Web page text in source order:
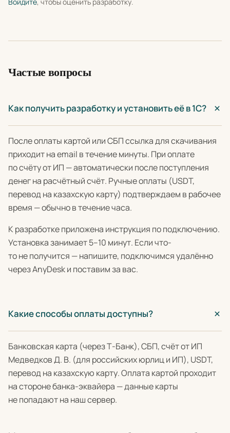
Частые вопросы
Как получить разработку и установить её в 1С?
После оплаты картой или СБП ссылка для скачивания
приходит на email в течение минуты. При оплате
по счёту от ИП — автоматически после поступления
денег на расчётный счёт. Ручные оплаты (USDT,
перевод на казахскую карту) подтверждаем в рабочее
время — обычно в течение часа.
К разработке приложена инструкция по подключению.
Установка занимает 5–10 минут. Если что-
то не получится — напишите, подключимся удалённо
через AnyDesk и поставим за вас.
Какие способы оплаты доступны?
Банковская карта (через Т-Банк), СБП, счёт от ИП
Медведков Д. В. (для российских юрлиц и ИП), USDT,
перевод на казахскую карту. Оплата картой проходит
на стороне банка-эквайера — данные карты
не попадают на наш сервер.